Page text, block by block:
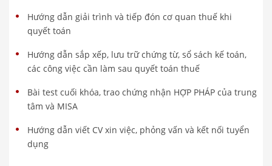
Hướng dẫn giải trình và tiếp đón cơ quan thuế khi
quyết toán
Hướng dẫn sắp xếp, lưu trữ chứng từ, sổ sách kế toán,
các công việc cần làm sau quyết toán thuế
Bài test cuối khóa, trao chứng nhận HỢP PHÁP của trung
tâm và MISA
Hướng dẫn viết CV xin việc, phỏng vấn và kết nối tuyển
dụng